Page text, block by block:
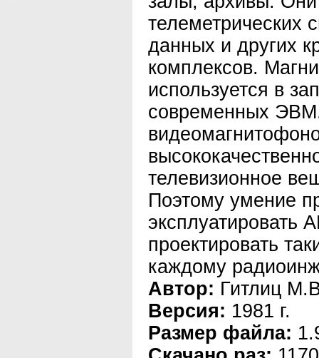
телеметрических
данных и других
комплексов.
используется в
современных
телевизионное
Поэтому умение
эксплуатировать
проектировать
каждому
Автор: Гитлиц
Версия: 1981 г.
Размер файла: